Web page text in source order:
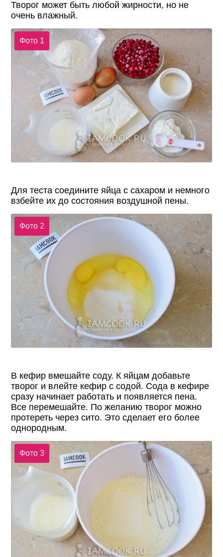
Творог может быть любой жирности, но не
очень влажный.
Фото 1
Для теста соедините яйца с сахаром и немного
взбейте их до состояния воздушной пены.
Фото 2
В кефир вмешайте соду. К яйцам добавьте
творог и влейте кефир с содой. Сода в кефире
сразу начинает работать и появляется пена.
Все перемешайте. По желанию творог можно
протереть через сито. Это сделает его более
однородным.
Фото 3